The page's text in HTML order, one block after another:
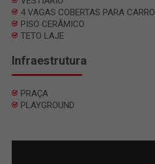
4 VAGAS COBERTAS PARA CARRO
PISO CERÂMICO
TETO LAJE
Infraestrutura
PRAÇA
PLAYGROUND